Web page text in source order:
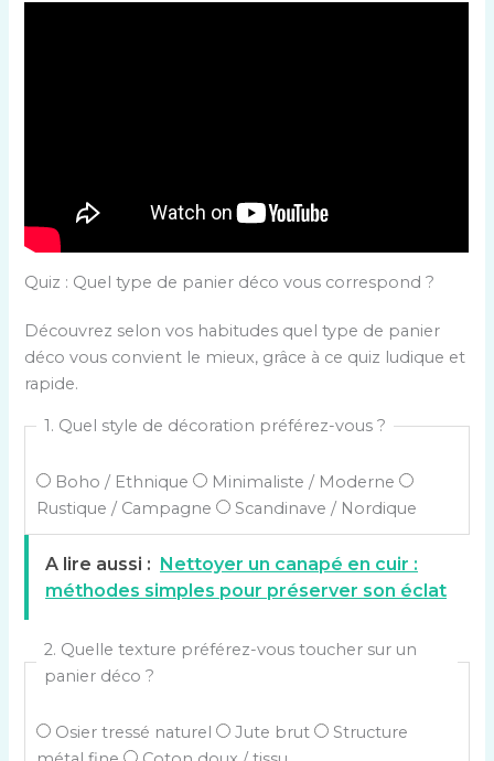
Quiz : Quel type de panier déco vous correspond ?
Découvrez selon vos habitudes quel type de panier
déco vous convient le mieux, grâce à ce quiz ludique et
rapide.
1. Quel style de décoration préférez-vous ?
Boho / Ethnique
Minimaliste / Moderne
Rustique / Campagne
Scandinave / Nordique
A lire aussi : Nettoyer un canapé en cuir :
méthodes simples pour préserver son éclat
2. Quelle texture préférez-vous toucher sur un
panier déco ?
Osier tressé naturel Jute brut
Structure